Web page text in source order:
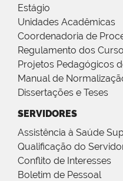
Estágio
Unidades Acadêmicas
Coordenadoria de
Regulamento dos
Projetos Pedagógicos
Manual de
Dissertações e Teses
SERVIDORES
Assistência à Saúde
Qualificação do
Conflito de Interesses
Boletim de Pessoal